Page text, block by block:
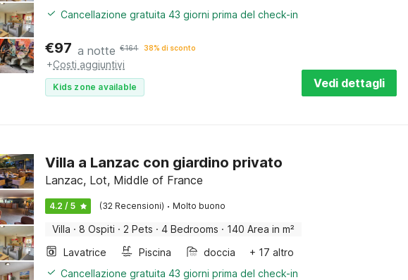
Cancellazione gratuita 43 giorni prima del check-in
€97 a notte €164 38% di sconto
+Costi aggiuntivi
Kids zone available Vedi dettagli
Villa a Lanzac con giardino privato
Lanzac, Lot, Middle of France
4.2 / 5 (32 Recensioni) · Molto buono
Villa · 8 Ospiti · 2 Pets · 4 Bedrooms · 140 Area in m²
Lavatrice
Piscina doccia
+ 17 altro
Cancellazione gratuita 43 giorni prima del check-in